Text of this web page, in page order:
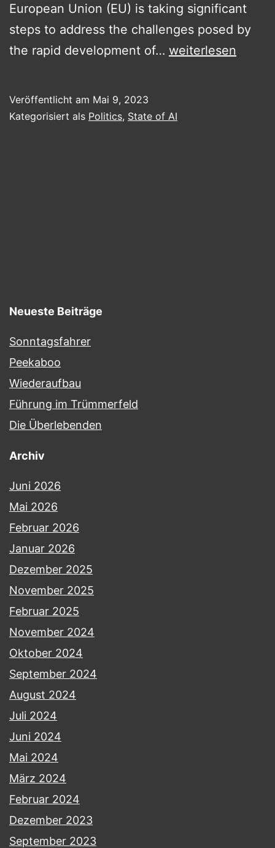
European Union (EU) is taking significant
steps to address the challenges posed by
the rapid development of… European
Rapid
weiterlesen
Veröffentlicht am Mai 9, 2023
Kategorisiert als Politics, State of AI
Neueste Beiträge
Sonntagsfahrer
Peekaboo
Wiederaufbau
Führung im Trümmerfeld
Die Überlebenden
Archiv
Juni 2026
Mai 2026
Februar 2026
Januar 2026
Dezember 2025
November 2025
Februar 2025
November 2024
Oktober 2024
September 2024
August 2024
Juli 2024
Juni 2024
Mai 2024
März 2024
Februar 2024
Dezember 2023
September 2023